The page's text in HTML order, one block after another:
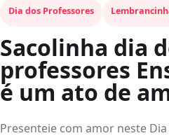
Dia dos Professores
Sacolinha dia
professores
é um ato de
Presenteie com amor neste